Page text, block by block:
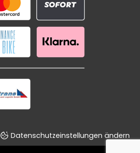
Datenschutzeinstellungen ändern